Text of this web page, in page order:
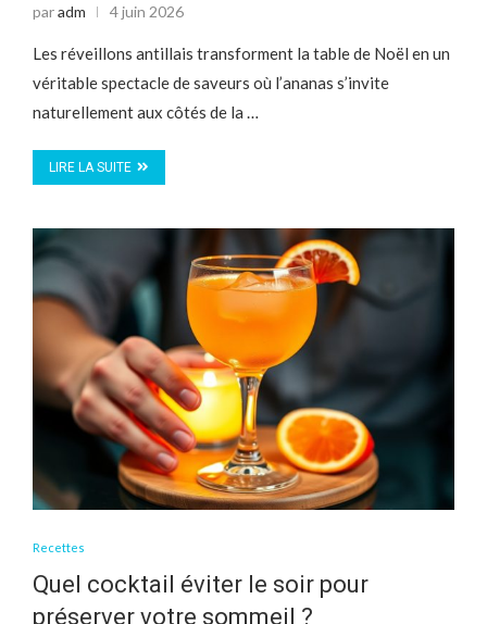
paradm 4 juin 2026
Les réveillons antillais transforment la table de Noël en un
véritable spectacle de saveurs où l’ananas s’invite
naturellement aux côtés de la …
LIRE LA SUITE
Recettes
Quel cocktail éviter le soir pour
préserver votre sommeil ?